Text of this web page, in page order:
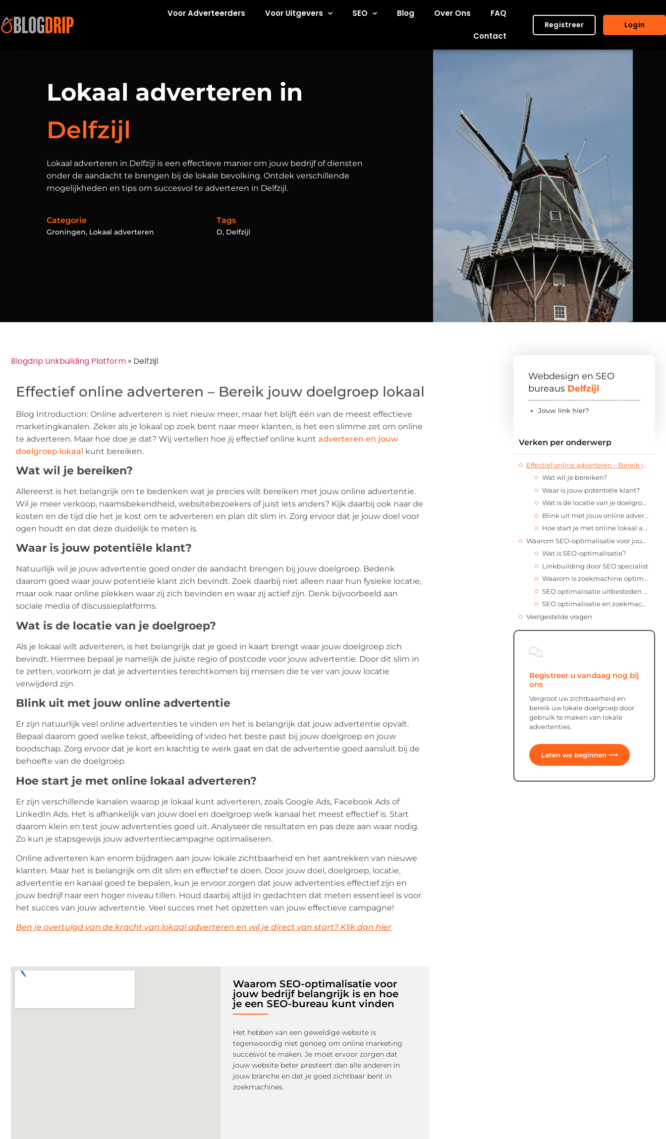
Voor Adverteerders Voor Uitgevers SEO Blog Over Ons FAQ
Contact
Registreer Login
Lokaal adverteren in
Delfzijl
Lokaal adverteren in Delfzijl is een effectieve manier om jouw bedrijf of diensten
onder de aandacht te brengen bij de lokale bevolking. Ontdek verschillende
mogelijkheden en tips om succesvol te adverteren in Delfzijl.
Categorie
Groningen, Lokaal adverteren
Tags
D, Delfzijl
Blogdrip Linkbuilding Platform » Delfzijl
Effectief online adverteren – Bereik jouw doelgroep lokaal
Blog Introduction: Online adverteren is niet nieuw meer, maar het blijft één van de meest effectieve
marketingkanalen. Zeker als je lokaal op zoek bent naar meer klanten, is het een slimme zet om online
te adverteren. Maar hoe doe je dat? Wij vertellen hoe jij effectief online kunt adverteren en jouw
doelgroep lokaal kunt bereiken.
Wat wil je bereiken?
Allereerst is het belangrijk om te bedenken wat je precies wilt bereiken met jouw online advertentie.
Wil je meer verkoop, naamsbekendheid, websitebezoekers of juist iets anders? Kijk daarbij ook naar de
kosten en de tijd die het je kost om te adverteren en plan dit slim in. Zorg ervoor dat je jouw doel voor
ogen houdt en dat deze duidelijk te meten is.
Waar is jouw potentiële klant?
Natuurlijk wil je jouw advertentie goed onder de aandacht brengen bij jouw doelgroep. Bedenk
daarom goed waar jouw potentiële klant zich bevindt. Zoek daarbij niet alleen naar hun fysieke locatie,
maar ook naar online plekken waar zij zich bevinden en waar zij actief zijn. Denk bijvoorbeeld aan
sociale media of discussieplatforms.
Wat is de locatie van je doelgroep?
Als je lokaal wilt adverteren, is het belangrijk dat je goed in kaart brengt waar jouw doelgroep zich
bevindt. Hiermee bepaal je namelijk de juiste regio of postcode voor jouw advertentie. Door dit slim in
te zetten, voorkom je dat je advertenties terechtkomen bij mensen die te ver van jouw locatie
verwijderd zijn.
Blink uit met jouw online advertentie
Er zijn natuurlijk veel online advertenties te vinden en het is belangrijk dat jouw advertentie opvalt.
Bepaal daarom goed welke tekst, afbeelding of video het beste past bij jouw doelgroep en jouw
boodschap. Zorg ervoor dat je kort en krachtig te werk gaat en dat de advertentie goed aansluit bij de
behoefte van de doelgroep.
Hoe start je met online lokaal adverteren?
Er zijn verschillende kanalen waarop je lokaal kunt adverteren, zoals Google Ads, Facebook Ads of
LinkedIn Ads. Het is afhankelijk van jouw doel en doelgroep welk kanaal het meest effectief is. Start
daarom klein en test jouw advertenties goed uit. Analyseer de resultaten en pas deze aan waar nodig.
Zo kun je stapsgewijs jouw advertentiecampagne optimaliseren.
Online adverteren kan enorm bijdragen aan jouw lokale zichtbaarheid en het aantrekken van nieuwe
klanten. Maar het is belangrijk om dit slim en effectief te doen. Door jouw doel, doelgroep, locatie,
advertentie en kanaal goed te bepalen, kun je ervoor zorgen dat jouw advertenties effectief zijn en
jouw bedrijf naar een hoger niveau tillen. Houd daarbij altijd in gedachten dat meten essentieel is voor
het succes van jouw advertentie. Veel succes met het opzetten van jouw effectieve campagne!
Ben je overtuigd van de kracht van lokaal adverteren en wil je direct van start? Klik dan hier
Waarom SEO-optimalisatie voor
jouw bedrijf belangrijk is en hoe
je een SEO-bureau kunt vinden
Het hebben van een geweldige website is
tegenwoordig niet genoeg om online marketing
succesvol te maken. Je moet ervoor zorgen dat
jouw website beter presteert dan alle anderen in
jouw branche en dat je goed zichtbaar bent in
zoekmachines.
Webdesign en SEO
bureaus Delfzijl
Jouw link hier?
Verken per onderwerp
Effectief online adverteren – Bereik jouw doelgroep lokaal
Wat wil je bereiken?
Waar is jouw potentiële klant?
Wat is de locatie van je doelgroep?
Blink uit met jouw online advertentie
Hoe start je met online lokaal adverteren?
Waarom SEO-optimalisatie voor jouw bedrijf belangrijk is en hoe je een SEO-bureau kunt vinden
Wat is SEO-optimalisatie?
Linkbuilding door SEO specialist
Waarom is zoekmachine optimalisatie belangrijk voor jouw bedrijf?
SEO optimalisatie uitbesteden aan een online marketing bureau
SEO optimalisatie en zoekmachine marketing in Delfzijl uitbesteden
Veelgestelde vragen
Registreer u vandaag nog bij
ons
Vergroot uw zichtbaarheid en
bereik uw lokale doelgroep door
gebruik te maken van lokale
advertenties.
Laten we beginnen ⟶